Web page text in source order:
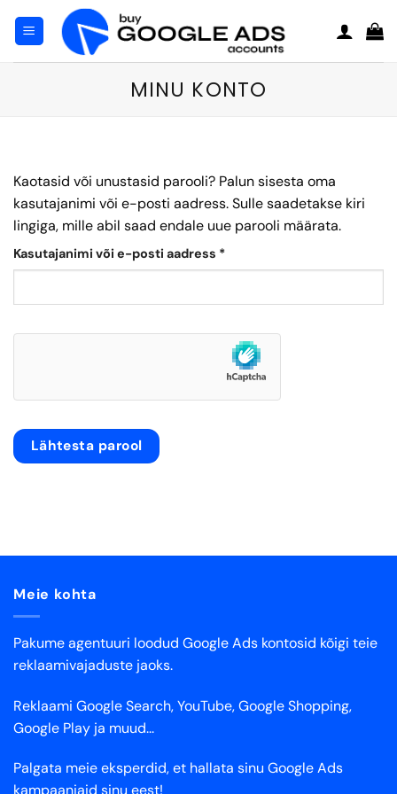
MINU KONTO
Kaotasid või unustasid parooli? Palun sisesta oma
kasutajanimi või e-posti aadress. Sulle saadetakse kiri
lingiga, mille abil saad endale uue parooli määrata.
Kasutajanimi või e-posti aadress *Nõutud
Lähtesta parool
Meie kohta
Pakume agentuuri loodud Google Ads kontosid kõigi teie
reklaamivajaduste jaoks.
Reklaami Google Search, YouTube, Google Shopping,
Google Play ja muud...
Palgata meie eksperdid, et hallata sinu Google Ads